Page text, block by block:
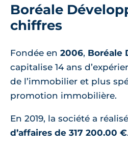
Boréale
chiffres
Fondée en 2006, Boréale
capitalise 14 ans
de l’immobilier et plus
promotion immobilière.
En 2019, la société a
d’affaires de 317 200.00 €.